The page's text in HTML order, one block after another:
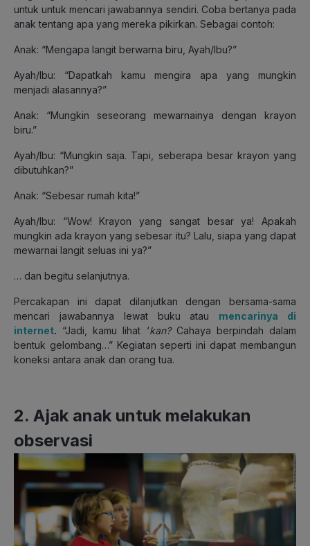
untuk untuk mencari jawabannya sendiri. Coba bertanya pada
anak tentang apa yang mereka pikirkan. Sebagai contoh:
Anak: “Mengapa langit berwarna biru, Ayah/Ibu?”
Ayah/Ibu: “Dapatkah kamu mengira apa yang mungkin
menjadi alasannya?”
Anak: “Mungkin seseorang mewarnainya dengan krayon
biru.”
Ayah/Ibu: “Mungkin saja. Tapi, seberapa besar krayon yang
dibutuhkan?”
Anak: “Sebesar rumah kita!”
Ayah/Ibu: “Wow! Krayon yang sangat besar ya! Apakah
mungkin ada krayon yang sebesar itu? Lalu, siapa yang dapat
mewarnai langit seluas ini ya?”
… dan begitu selanjutnya.
Percakapan ini dapat dilanjutkan dengan bersama-sama
mencari jawabannya lewat buku atau mencarinya di
internet. “Jadi, kamu lihat ‘kan?Cahaya berpindah dalam
bentuk gelombang…” Kegiatan seperti ini dapat membangun
koneksi antara anak dan orang tua.
2. Ajak anak untuk melakukan
observasi